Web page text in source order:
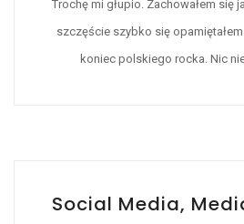
Trochę mi głupio. Zachowałem się
szczęście szybko się
koniec polskiego rocka. Nic
Social Media,